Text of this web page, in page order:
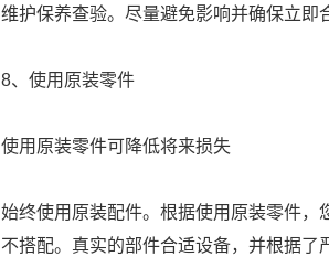
维护保养查验。尽量避免影响并确保立即
8、使用原装零件
使用原装零件可降低将来损失
始终使用原装配件。根据使用原装零件
不搭配。真实的部件合适设备，并根据了